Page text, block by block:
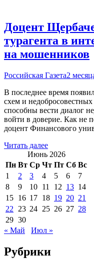
Доцент
турагента в
на мошенников
Российская Газета2
В последнее время
схем и
способны вести диалог
войти в доверие. Как не
доцент Финансового
Читать далее
Июнь 2026
Пн Вт Ср Чт Пт Сб Вс
1
2 3 4 5 6
7
8
9 10 11 12 13 14
15 16 17 18 19 20 21
22
23 24 25 26 27 28
29 30
« Май
Июл »
Рубрики